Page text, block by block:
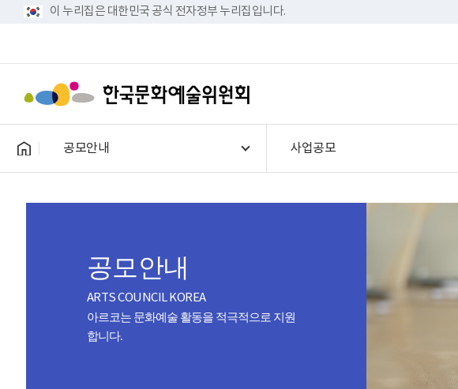
이 누리집은 대한민국 공식 전자정부 누리집입니다.
공모안내 사업공모
공모안내
ARTS COUNCIL KOREA
아르코는 문화예술 활동을 적극적으로 지원
합니다.